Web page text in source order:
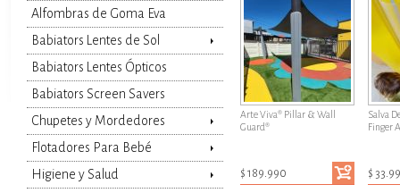
Arte Viva® Pillar & Wall
Guard®
$ 189.990
Salva
Finger
$
Alfombras de Goma Eva
Babiators Lentes de Sol
Babiators Lentes Ópticos
Babiators Screen Savers
Chupetes y Mordedores
Flotadores Para Bebé
Higiene y Salud